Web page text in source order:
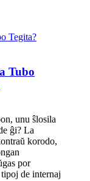
Tubo
unu ŝlosila
ĝi? La
korodo,
por
de internaj